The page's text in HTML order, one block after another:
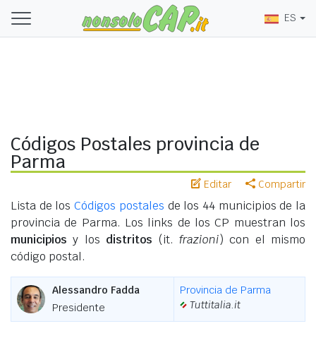
ES
Códigos Postales provincia de
Parma
Editar Compartir
Lista de losCódigos postales de los 44 municipios de la
provincia de Parma. Los links de los CP muestran los
municipios y los distritos (it. frazioni) con el mismo
código postal.
Alessandro Fadda
Presidente
Provincia de Parma
Tuttitalia.it